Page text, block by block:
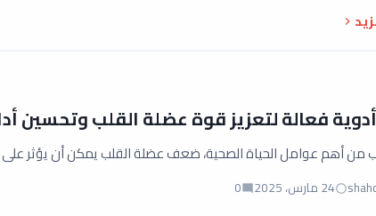
فعالة لتعزيز قوة عضلة القلب وتحسين
من أهم عوامل الحياة الصحية، ضعف عضلة القلب يمكن أن يؤثر
24 مارس، 2025 0